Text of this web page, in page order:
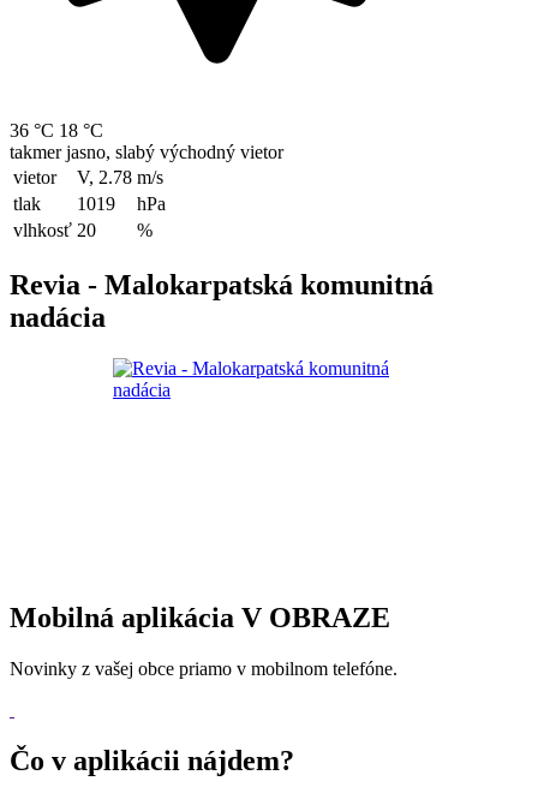
36 °C 18 °C
takmer jasno, slabý východný vietor
vietor
V, 2.78 m/s
tlak
1019
hPa
vlhkosť 20 %
Revia - Malokarpatská komunitná
nadácia
Mobilná aplikácia V OBRAZE
Novinky z vašej obce priamo v mobilnom telefóne.
Čo v aplikácii nájdem?